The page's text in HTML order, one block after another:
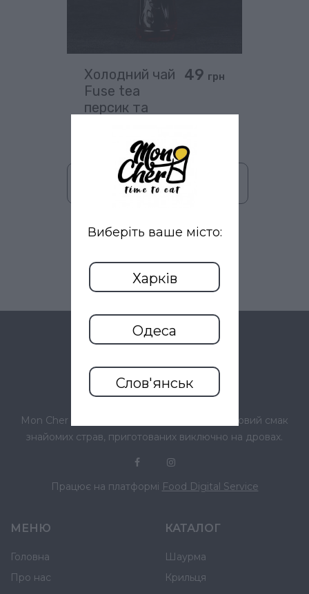
Холодний чай
Fuse tea
персик та
49 грн
В кошик
Mon Cher – це екологічно чисті продукти. Новий смак
знайомих страв, приготованих виключно на дровах.
Працює на платформі Food Digital Service
МЕНЮ
Головна
Про нас
КАТАЛОГ
Шаурма
Крильця
Виберіть ваше місто:
Харків
Одеса
Слов'янськ